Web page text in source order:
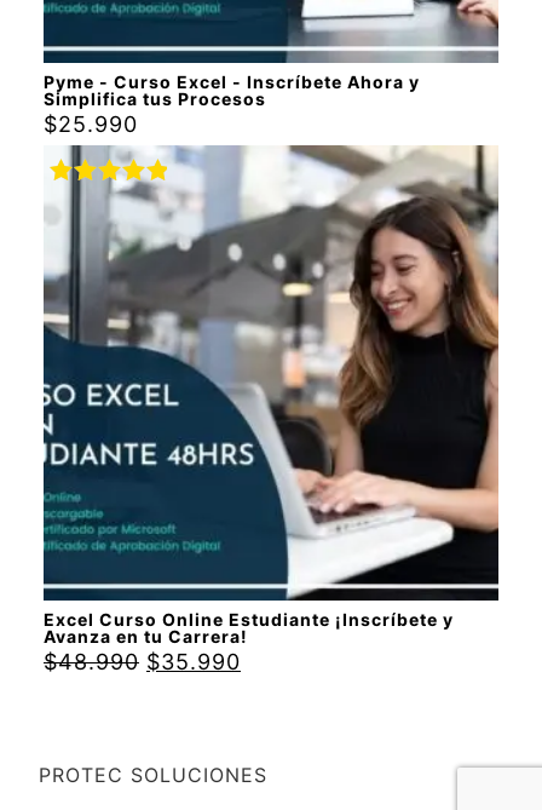
Pyme - Curso Excel - Inscríbete Ahora y
Simplifica tus Procesos
$25.990
Excel Curso Online Estudiante ¡Inscríbete y
Avanza en tu Carrera!
Valorado
con
5.00de
$48.990 $35.990
PROTEC SOLUCIONES